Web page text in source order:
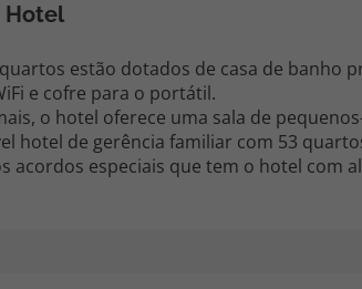
Hotel
estão dotados de casa de banho
e cofre para o portátil.
o hotel oferece uma sala de
hotel de gerência familiar com 53
acordos especiais que tem o hotel com